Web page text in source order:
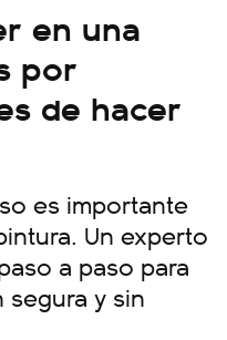
en una
por
de hacer
es importante
Un experto
a paso para
y sin